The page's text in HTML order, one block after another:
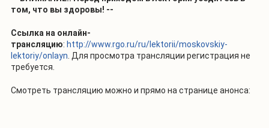
том, что вы здоровы! --
Ссылка на онлайн-
трансляцию: http://www.rgo.ru/ru/lektorii/moskovskiy-
lektoriy/onlayn . Для просмотра трансляции регистрация не
требуется.
Смотреть трансляцию можно и прямо на странице анонса: